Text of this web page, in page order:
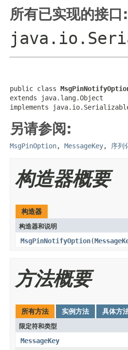
所有已实现的接口:
public class
extends java.lang.Object
implements
另请参阅:
MsgPinOption, MessageKey, 序列
构造器概要
构造器
构造器和说明
MsgPinNotifyOption(
方法概要
所有方法 实例方法 具体方
限定符和类型
MessageKey